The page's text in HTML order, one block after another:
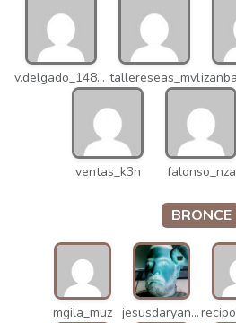
v.delgado_14821 tallereseas_mvl
ventas_k3n falonso_nza
BRONCE
mgila_muz jesusdaryanani_mko